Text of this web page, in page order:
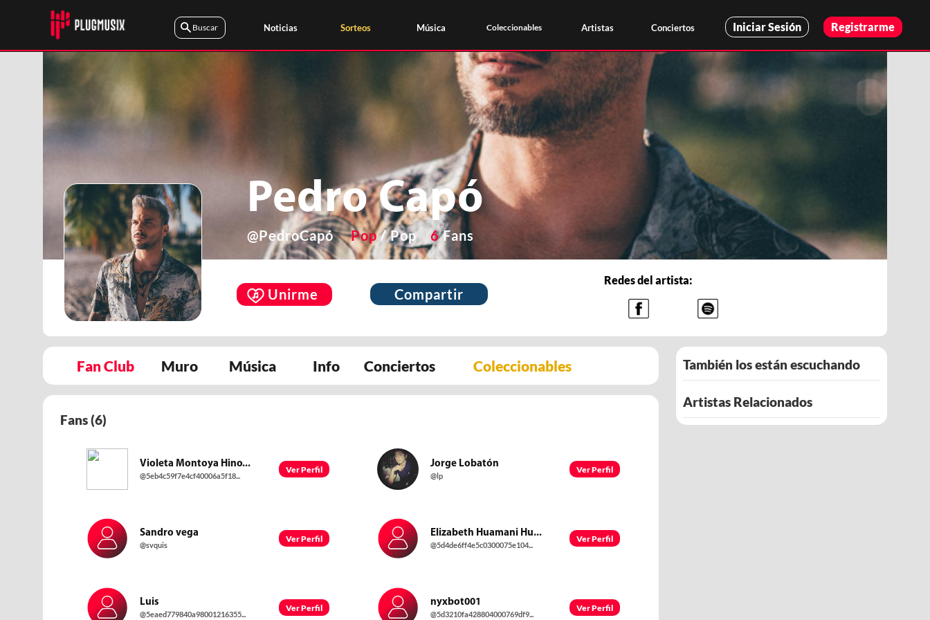
Registrarme
Iniciar Sesión
Conciertos
Artistas
Coleccionables
Música
Sorteos
Noticias
Unirme Compartir
Redes del artista:
Pedro Capó
@PedroCapó Pop /Pop 6 Fans
Fan Club Muro Música Info Conciertos Coleccionables
Fans (6)
Violeta Montoya Hino...
@5eb4c59f7e4cf40006a5f18...
Ver Perfil
Jorge Lobatón
@lp
Ver Perfil
Sandro vega
@svquis
Ver Perfil
Elizabeth Huamani Hu...
@5d4de6ff4e5c0300075e104...
Ver Perfil
Luis
@5eaed779840a98001216355...
Ver Perfil
nyxbot001
@5d3210fa428804000769df9...
Ver Perfil
También los están escuchando
Artistas Relacionados